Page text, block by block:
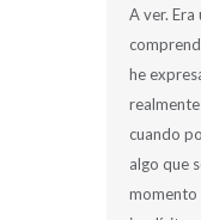
A ver. Era
he
cuando
algo que
momento